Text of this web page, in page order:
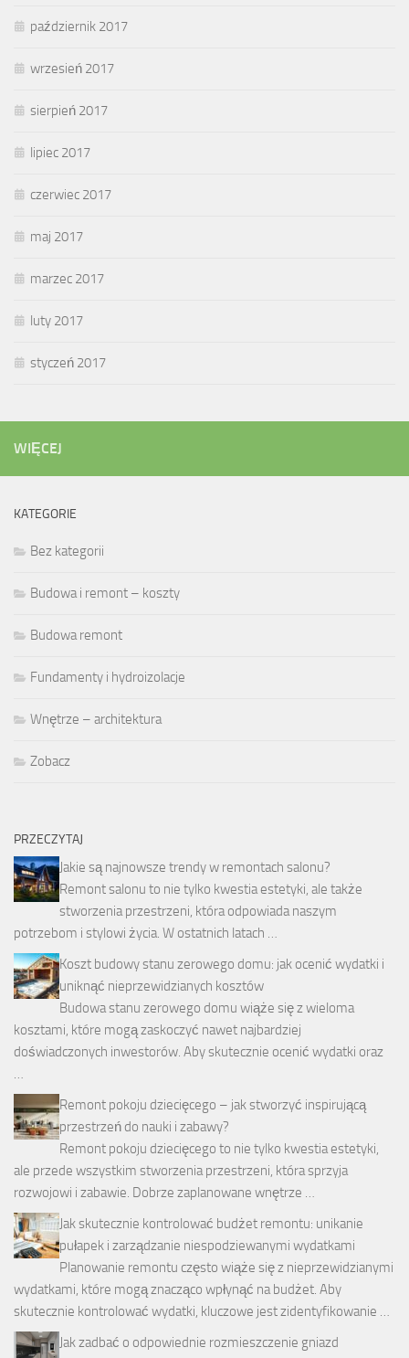
październik 2017
wrzesień 2017
sierpień 2017
lipiec 2017
czerwiec 2017
maj 2017
marzec 2017
luty 2017
styczeń 2017
WIĘCEJ
KATEGORIE
Bez kategorii
Budowa i remont – koszty
Budowa remont
Fundamenty i hydroizolacje
Wnętrze – architektura
Zobacz
PRZECZYTAJ
Jakie są najnowsze trendy w remontach salonu?
Remont salonu to nie tylko kwestia estetyki, ale także
stworzenia przestrzeni, która odpowiada naszym
potrzebom i stylowi życia. W ostatnich latach …
Koszt budowy stanu zerowego domu: jak ocenić wydatki i
uniknąć nieprzewidzianych kosztów
Budowa stanu zerowego domu wiąże się z wieloma
kosztami, które mogą zaskoczyć nawet najbardziej
doświadczonych inwestorów. Aby skutecznie ocenić wydatki oraz
…
Remont pokoju dziecięcego – jak stworzyć inspirującą
przestrzeń do nauki i zabawy?
Remont pokoju dziecięcego to nie tylko kwestia estetyki,
ale przede wszystkim stworzenia przestrzeni, która sprzyja
rozwojowi i zabawie. Dobrze zaplanowane wnętrze …
Jak skutecznie kontrolować budżet remontu: unikanie
pułapek i zarządzanie niespodziewanymi wydatkami
Planowanie remontu często wiąże się z nieprzewidzianymi
wydatkami, które mogą znacząco wpłynąć na budżet. Aby
skutecznie kontrolować wydatki, kluczowe jest zidentyfikowanie …
Jak zadbać o odpowiednie rozmieszczenie gniazd